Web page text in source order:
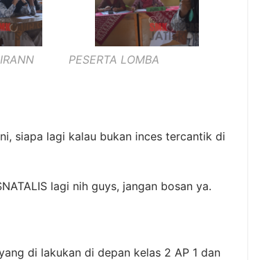
PESERTA LOMBA
siapa lagi kalau bukan inces tercantik di
lagi nih guys, jangan bosan ya.
di lakukan di depan kelas 2 AP 1 dan